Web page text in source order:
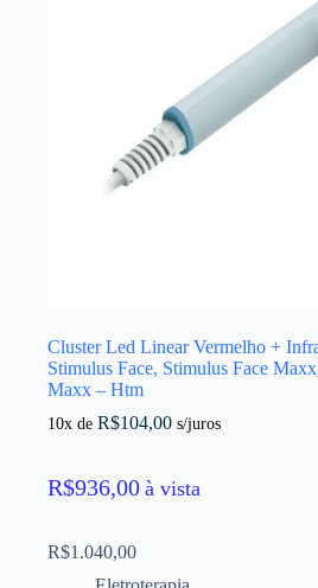
Cluster Led Linear Vermelho +
Stimulus Face, Stimulus Face
Maxx – Htm
10x de R$104,00 s/juros
R$936,00 à vista
R$1.040,00